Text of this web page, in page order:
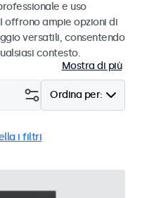
e uso
offrono ampie opzioni di
versatili, consentendo
contesto.
Mostra di più
Ordina per:
i filtri